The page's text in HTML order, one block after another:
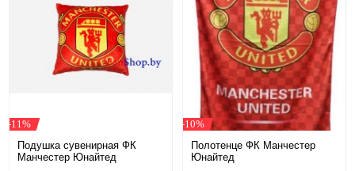
-11%
Подушка сувенирная ФК
Манчестер Юнайтед
-10%
Полотенце ФК Манчестер
Юнайтед